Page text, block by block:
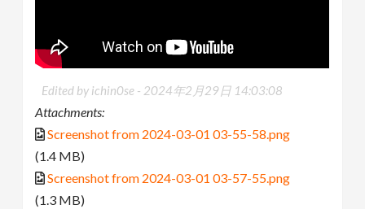
Edited by ichin0se - 2024年2月29日 14:03:08
Attachments:
Screenshot from 2024-03-01 03-55-58.png
(1.4 MB)
Screenshot from 2024-03-01 03-57-55.png
(1.3 MB)